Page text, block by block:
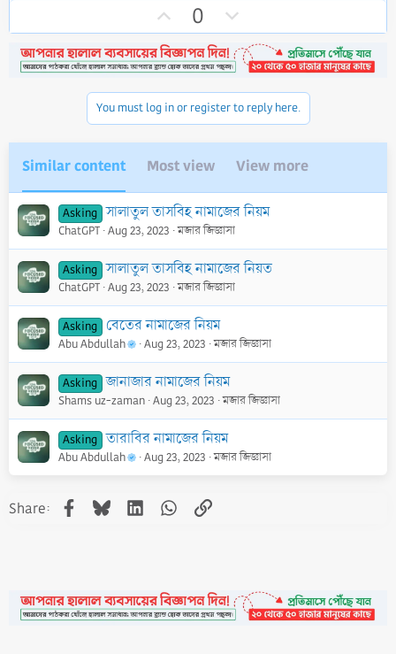
p
v
o
t
e
0
o
w
n
v
o
t
e
You must log in or register to reply here.
Similar content Most view View more
Asking সালাতুল তাসবিহ নামাজের নিয়ম
ChatGPT Aug 23, 2023 মজার জিজ্ঞাসা
Asking সালাতুল তাসবিহ নামাজের নিয়ত
ChatGPT Aug 23, 2023 মজার জিজ্ঞাসা
Asking বেতের নামাজের নিয়ম
Abu Abdullah Aug 23, 2023 মজার জিজ্ঞাসা
Asking জানাজার নামাজের নিয়ম
Shams uz-zaman Aug 23, 2023 মজার জিজ্ঞাসা
Asking তারাবির নামাজের নিয়ম
Abu Abdullah Aug 23, 2023 মজার জিজ্ঞাসা
Share: Facebook
BlueskyLinkedInWhatsApp
Link